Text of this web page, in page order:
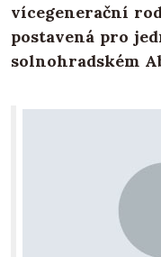
vícegenerační
postavená pro
solnohradském